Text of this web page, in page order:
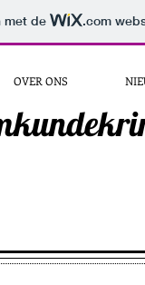
met de .com
OVER ONS